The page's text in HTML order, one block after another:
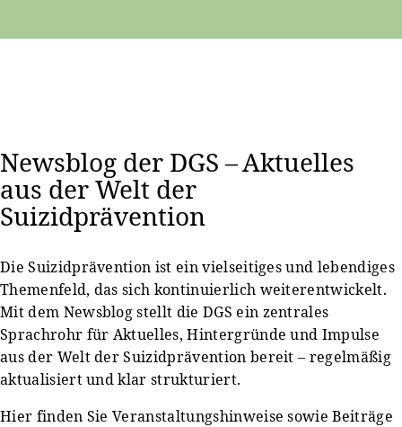
Newsblog der DGS – Aktuelles
aus der Welt der
Suizidprävention
Die Suizidprävention ist ein vielseitiges und lebendiges
Themenfeld, das sich kontinuierlich weiterentwickelt.
Mit dem Newsblog stellt die DGS ein zentrales
Sprachrohr für Aktuelles, Hintergründe und Impulse
aus der Welt der Suizidprävention bereit – regelmäßig
aktualisiert und klar strukturiert.
Hier finden Sie Veranstaltungshinweise sowie Beiträge